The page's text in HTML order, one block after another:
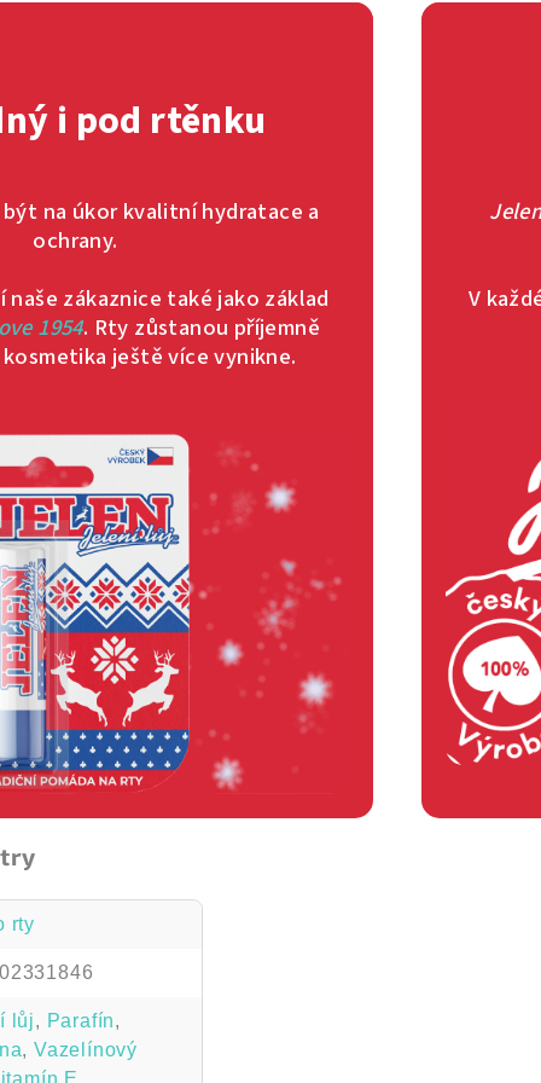
i pod rtěnku
na úkor kvalitní hydratace a
ochrany.
zákaznice také jako základ
1954. Rty zůstanou příjemně
ještě více vynikne.
V
rty
lůj, Parafín,
,Vazelínový
E